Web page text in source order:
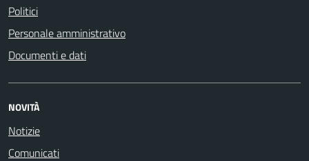
Politici
Personale amministrativo
Documenti e dati
NOVITÀ
Notizie
Comunicati